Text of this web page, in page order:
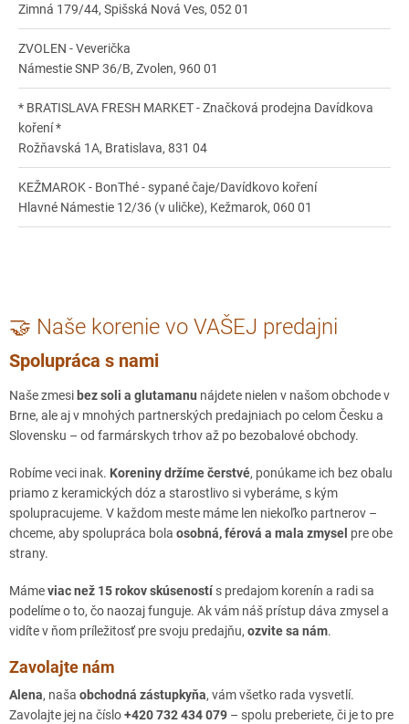
Zimná 179/44, Spišská Nová Ves, 052 01
ZVOLEN - Veverička
Námestie SNP 36/B, Zvolen, 960 01
* BRATISLAVA FRESH MARKET - Značková prodejna Davídkova
koření *
Rožňavská 1A, Bratislava, 831 04
KEŽMAROK - BonThé - sypané čaje/Davídkovo koření
Hlavné Námestie 12/36 (v uličke), Kežmarok, 060 01
Přímá 28/6, Brno, 642 00
PREŠOV - Náš Dvor
LIPTOVSKÝ MIKULÁŠ - Moment
Garbiarska 695, Liptovský Mikuláš, 031 01 (Obchodné centrum
Jasná, na prízemí)
BARDEJOV - kredenc.
Radničné námestie 14, Bardejov, 08501, Slovensko
TRENČÍN - Obchodík bez obalu
Palackého 4, Trenčín, 911 01 (vedľa Tatrabanky)
PRAHA LETŇANY - Obchod u Olivera
Chlebovická 824/18 , Praha Letňany, 199 00
Kollárova 1799, Vlašim, 258 01
🤝 Naše korenie vo VAŠEJ predajni
Spolupráca s nami
Naše zmesi bez soli a glutamanu nájdete nielen v našom obchode v
Brne, ale aj v mnohých partnerských predajniach po celom Česku a
Slovensku – od farmárskych trhov až po bezobalové obchody.
Robíme veci inak. Koreniny držíme čerstvé, ponúkame ich bez obalu
priamo z keramických dóz a starostlivo si vyberáme, s kým
spolupracujeme. V každom meste máme len niekoľko partnerov –
chceme, aby spolupráca bola osobná, férová a mala zmysel pre obe
strany.
Mámeviac než 15 rokov skúseností s predajom korenín a radi sa
podelíme o to, čo naozaj funguje. Ak vám náš prístup dáva zmysel a
vidíte v ňom príležitosť pre svoju predajňu, ozvite sa nám.
Zavolajte nám
Alena, naša obchodná zástupkyňa, vám všetko rada vysvetlí.
Zavolajte jej na číslo+420 732 434 079 – spolu preberiete, či je to pre